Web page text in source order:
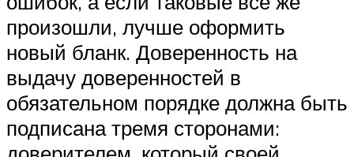
произошли, лучше оформить
новый бланк. Доверенность на
выдачу доверенностей в
обязательном порядке должна быть
подписана тремя сторонами: